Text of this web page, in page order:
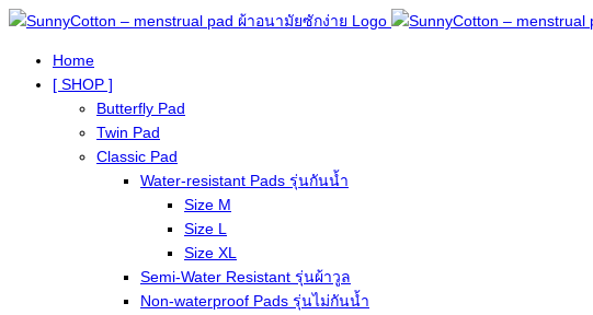
Home
[ SHOP ]
Butterfly Pad
Twin Pad
Classic Pad
Water-resistant Pads รุ่นกันน้ำ
Size M
Size L
Size XL
Semi-Water Resistant รุ่นผ้าวูล
Non-waterproof Pads รุ่นไม่กันน้ำ